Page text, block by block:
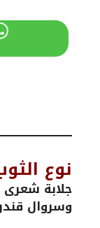
نوع
جلابة
وسروال